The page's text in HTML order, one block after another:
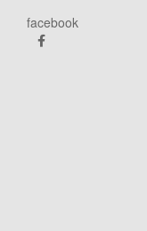
facebook